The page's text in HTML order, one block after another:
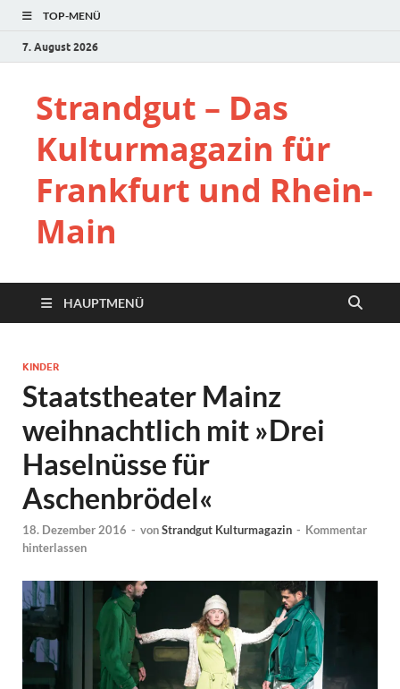
TOP-MENÜ
7. August 2026
Strandgut – Das
Kulturmagazin für
Frankfurt und Rhein-
Main
HAUPTMENÜ
KINDER
Staatstheater Mainz
weihnachtlich mit »Drei
Haselnüsse für
Aschenbrödel«
18. Dezember 2016 - vonStrandgut Kulturmagazin - Kommentar
hinterlassen